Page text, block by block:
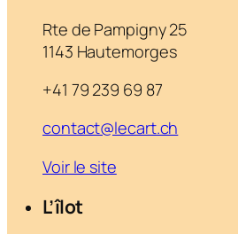
Rte de Pampigny 25
1143 Hautemorges
+41 79 239 69 87
contact@lecart.ch
Voir le site
L’îlot